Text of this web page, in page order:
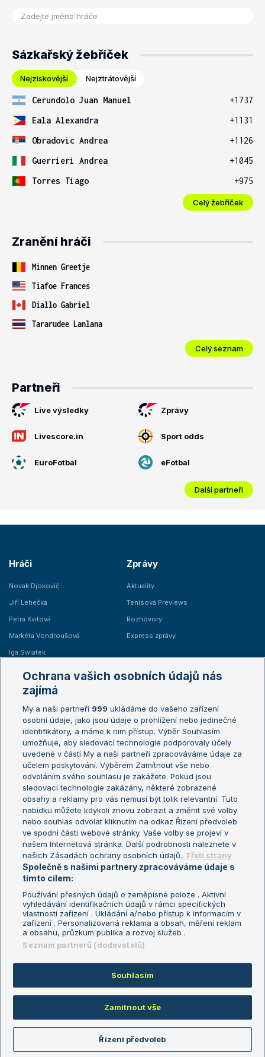
Sázkařský žebříček
Nejziskovější Nejztrátovější
Cerundolo Juan Manuel
+1737
Eala Alexandra
+1131
Obradovic Andrea
+1126
Guerrieri Andrea
+1045
Torres Tiago
+975
Celý žebříček
Zranění hráči
Minnen Greetje
Tiafoe Frances
Diallo Gabriel
Tararudee Lanlana
Celý seznam
Partneři
Live výsledky Zprávy
Livescore.in Sport odds
EuroFotbal eFotbal
Další partneři
Hráči
Novak Djokovič
Jiří Lehečka
Petra Kvitová
Markéta Vondroušová
Iga Swiatek
Zprávy
Aktuality
Tenisová Previews
Rozhovory
Express zprávy
Žebříčky
Žebříček ATP (muži)
Žebříček WTA (ženy)
Sázkařský žebříček
Australian Open
French Open
Wimbledon
US Open
Turnaj mistrů
Turnaj mistryň
Aktualní trendy
Fotbalové přestupy
Livesport Daily
LS Prague Open
Podmínky užití
Nastavení soukromí
GDPR a žurnalistika
Reklama
Kontakt
Informace o zpracování osobních
údajů
Copyright © 2008-2026 TenisPortal.cz. Využíváme zpravodajství ČTK.
Ochrana vašich osobních údajů nás
zajímá
My a naši partneři 999 ukládáme do vašeho zařízení
osobní údaje, jako jsou údaje o prohlížení nebo jedinečné
identifikátory, a máme k nim přístup. Výběr Souhlasím
umožňuje, aby sledovací technologie podporovaly účely
uvedené v části My a naši partneři zpracováváme údaje za
účelem poskytování. Výběrem Zamítnout vše nebo
odvoláním svého souhlasu je zakážete. Pokud jsou
sledovací technologie zakázány, některé zobrazené
obsahy a reklamy pro vás nemusí být tolik relevantní. Tuto
nabídku můžete kdykoli znovu zobrazit a změnit své volby
nebo souhlas odvolat kliknutím na odkaz Řízení předvoleb
ve spodní části webové stránky. Vaše volby se projeví v
našem Internetová stránka. Další podrobnosti naleznete v
našich Zásadách ochrany osobních údajů. Třetí strany
Společně s našimi partnery zpracováváme údaje s
tímto cílem:
Používání přesných údajů o zeměpisné poloze . Aktivní
vyhledávání identifikačních údajů v rámci specifických
vlastností zařízení . Ukládání a/nebo přístup k informacím v
zařízení . Personalizovaná reklama a obsah, měření reklam
a obsahu, průzkum publika a rozvoj služeb .
Seznam partnerů (dodavatelů)
Souhlasím
Zamítnout vše
Řízení předvoleb